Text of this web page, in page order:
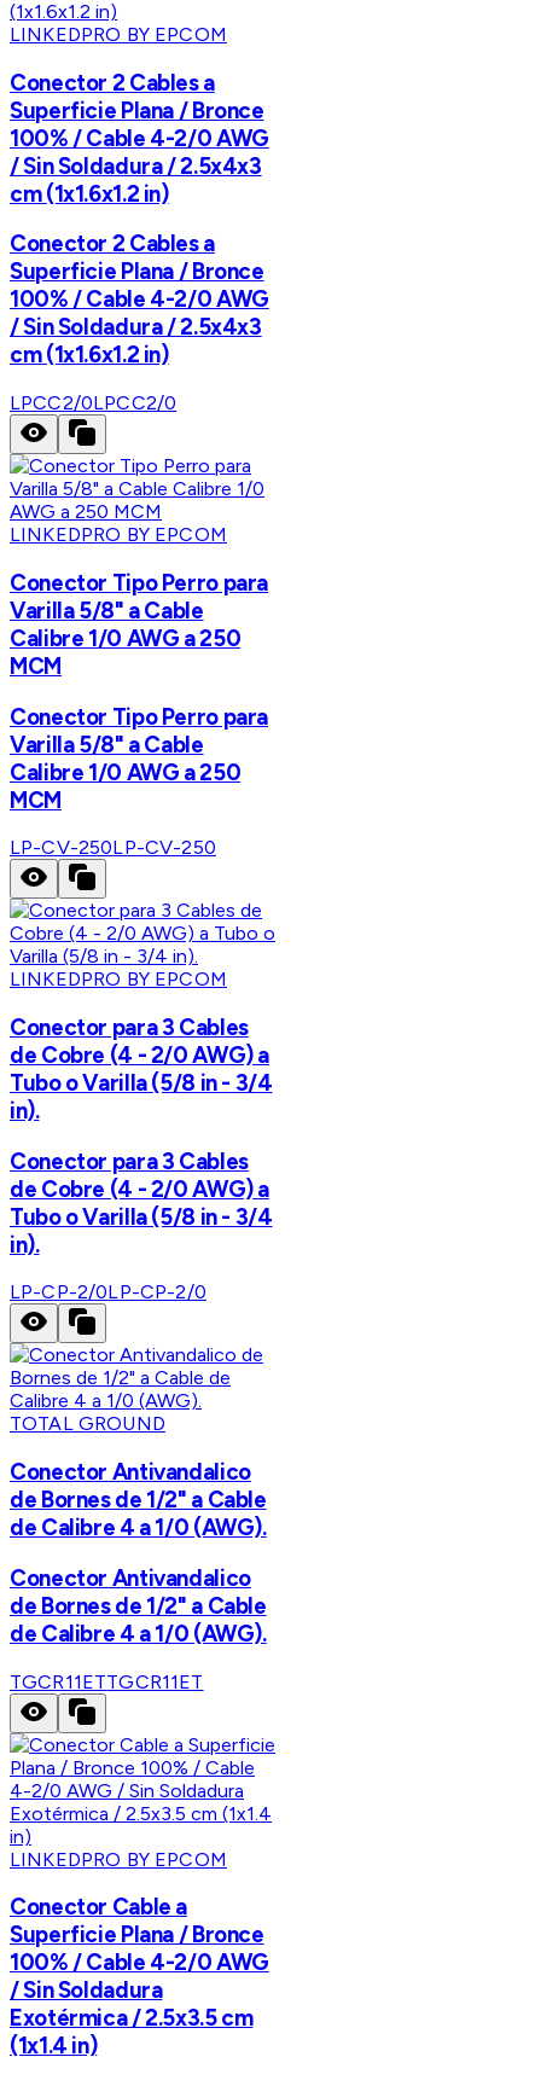
LINKEDPRO BY EPCOM
Conector 2 Cables a
Superficie Plana / Bronce
100% / Cable 4-2/0 AWG
/ Sin Soldadura / 2.5x4x3
cm (1x1.6x1.2 in)
Conector 2 Cables a
Superficie Plana / Bronce
100% / Cable 4-2/0 AWG
/ Sin Soldadura / 2.5x4x3
cm (1x1.6x1.2 in)
LPCC2/0LPCC2/0
LINKEDPRO BY EPCOM
Conector Tipo Perro para
Varilla 5/8" a Cable
Calibre 1/0 AWG a 250
MCM
Conector Tipo Perro para
Varilla 5/8" a Cable
Calibre 1/0 AWG a 250
MCM
LP-CV-250LP-CV-250
LINKEDPRO BY EPCOM
Conector para 3 Cables
de Cobre (4 - 2/0 AWG) a
Tubo o Varilla (5/8 in - 3/4
in).
Conector para 3 Cables
de Cobre (4 - 2/0 AWG) a
Tubo o Varilla (5/8 in - 3/4
in).
LP-CP-2/0LP-CP-2/0
TOTAL GROUND
Conector Antivandalico
de Bornes de 1/2" a Cable
de Calibre 4 a 1/0 (AWG).
Conector Antivandalico
de Bornes de 1/2" a Cable
de Calibre 4 a 1/0 (AWG).
TGCR11ETTGCR11ET
LINKEDPRO BY EPCOM
Conector Cable a
Superficie Plana / Bronce
100% / Cable 4-2/0 AWG
/ Sin Soldadura
Exotérmica / 2.5x3.5 cm
(1x1.4 in)